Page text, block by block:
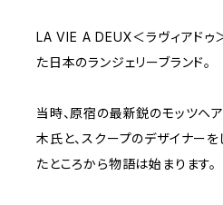
LA VIE A DEUX＜ラヴィアドゥ
た日本のランジェリーブランド。
当時、原宿の最新鋭のモッツヘ
木氏と、スクープのデザイナー
たところから物語は始まります。